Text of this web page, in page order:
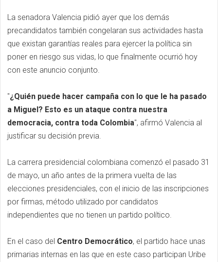
La senadora Valencia pidió ayer que los demás
precandidatos también congelaran sus actividades hasta
que existan garantías reales para ejercer la política sin
poner en riesgo sus vidas, lo que finalmente ocurrió hoy
con este anuncio conjunto.
"¿Quién puede hacer campaña con lo que le ha pasado
a Miguel? Esto es un ataque contra nuestra
democracia, contra toda Colombia", afirmó Valencia al
justificar su decisión previa.
La carrera presidencial colombiana comenzó el pasado 31
de mayo, un año antes de la primera vuelta de las
elecciones presidenciales, con el inicio de las inscripciones
por firmas, método utilizado por candidatos
independientes que no tienen un partido político.
En el caso del Centro Democrático, el partido hace unas
primarias internas en las que en este caso participan Uribe